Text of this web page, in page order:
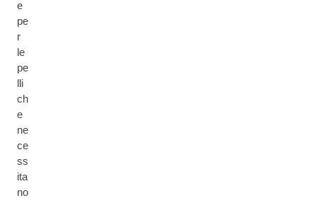
e
pe
r
le
pe
lli
ch
e
ne
ce
ss
ita
no